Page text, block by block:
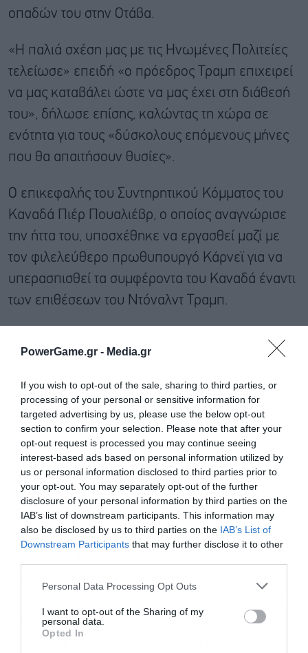
PowerGame.gr - Media.gr
If you wish to opt-out of the sale, sharing to third parties, or
processing of your personal or sensitive information for
targeted advertising by us, please use the below opt-out
section to confirm your selection. Please note that after your
opt-out request is processed you may continue seeing
interest-based ads based on personal information utilized by
us or personal information disclosed to third parties prior to
your opt-out. You may separately opt-out of the further
disclosure of your personal information by third parties on the
IAB’s list of downstream participants. This information may
also be disclosed by us to third parties on the IAB’s List of
Downstream Participants that may further disclose it to other
Personal Data Processing Opt Outs
I want to opt-out of the Sharing of my
personal data.
Opted In
οπαδών του στην Οτάβα.
«Η παλιά σχέση μας με τις Ηνωμένες Πολιτείες
τελείωσε» επειδή «ο πρόεδρος Τραμπ επιχειρεί
να μας καταβάλει ώστε να μας έχει στη διάθεσή
του», δήλωσε επίσης, καλώντας τη χώρα σε
ενότητα για τους «δύσκολους επόμενους μήνες
που θα απαιτήσουν θυσίες».
Ο επικεφαλής του Συντηρητικού Κόμματος του
Καναδά Πιέρ Πουαλιέβρ, ο οποίος αναγνώρισε
την ήττα του, υποσχέθηκε να εργασθεί μαζί με
τον φιλελεύθερο πρωθυπουργό Κάρνεϊ για να
υπερασπισθεί τα συμφέροντα του Καναδά έναντι
των επιθέσεων του Ντόναλντ Τραμπ.
«Οι συντηρητικοί θα εργασθούν μαζί με τον
πρωθυπουργό και όλα τα κόμματα για να
δασμούς προστατεύοντας παράλληλα την
κυριαρχία μας», δήλωσε ο
Εγγραφή στο